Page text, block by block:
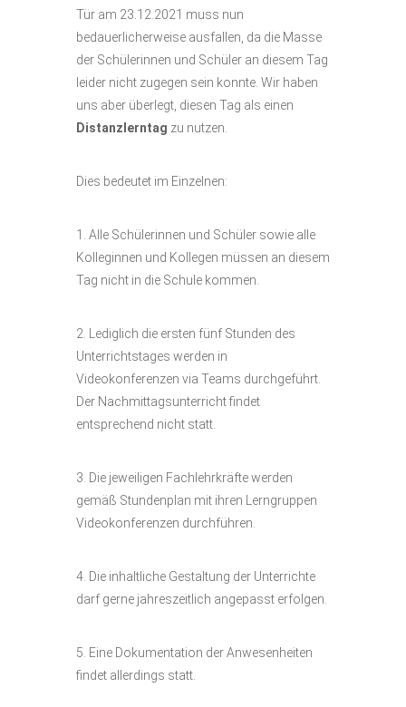
Tür am 23.12.2021 muss nun
bedauerlicherweise ausfallen, da die Masse
der Schülerinnen und Schüler an diesem Tag
leider nicht zugegen sein konnte. Wir haben
uns aber überlegt, diesen Tag als einen
Distanzlerntag zu nutzen.
Dies bedeutet im Einzelnen:
1. Alle Schülerinnen und Schüler sowie alle
Kolleginnen und Kollegen müssen an diesem
Tag nicht in die Schule kommen.
2. Lediglich die ersten fünf Stunden des
Unterrichtstages werden in
Videokonferenzen via Teams durchgeführt.
Der Nachmittagsunterricht findet
entsprechend nicht statt.
3. Die jeweiligen Fachlehrkräfte werden
gemäß Stundenplan mit ihren Lerngruppen
Videokonferenzen durchführen.
4. Die inhaltliche Gestaltung der Unterrichte
darf gerne jahreszeitlich angepasst erfolgen.
5. Eine Dokumentation der Anwesenheiten
findet allerdings statt.